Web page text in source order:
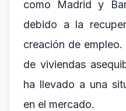
como Madrid y
debido a la
creación de
de viviendas
ha llevado a una
en el mercado.